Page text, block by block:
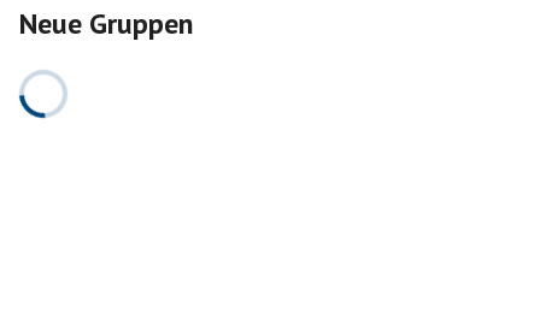
Neue Gruppen